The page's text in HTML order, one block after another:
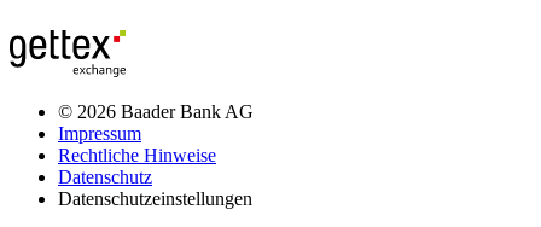
© 2026 Baader Bank AG
Impressum
Rechtliche Hinweise
Datenschutz
Datenschutzeinstellungen